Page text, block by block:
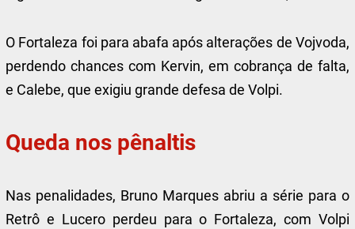
O Fortaleza foi para abafa após alterações de Vojvoda,
perdendo chances com Kervin, em cobrança de falta,
e Calebe, que exigiu grande defesa de Volpi.
Queda nos pênaltis
Nas penalidades, Bruno Marques abriu a série para o
Retrô e Lucero perdeu para o Fortaleza, com Volpi